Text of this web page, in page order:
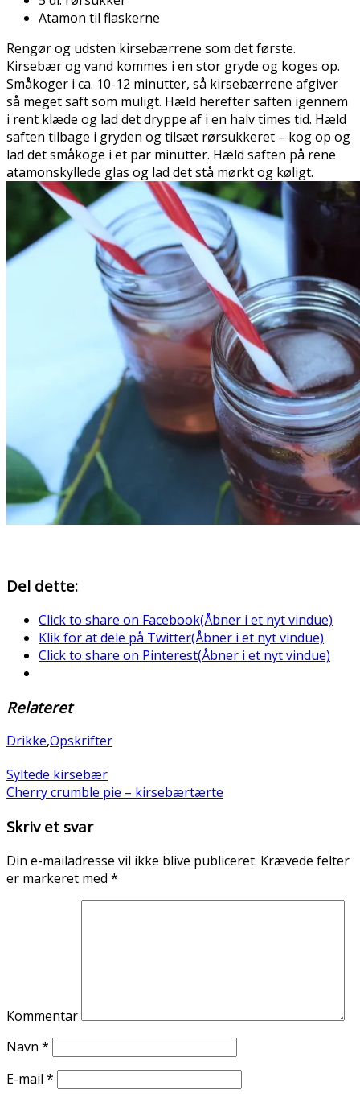
Atamon til flaskerne
Rengør og udsten kirsebærrene som det første.
Kirsebær og vand kommes i en stor gryde og koges op.
Småkoger i ca. 10-12 minutter, så kirsebærrene afgiver
så meget saft som muligt. Hæld herefter saften igennem
i rent klæde og lad det dryppe af i en halv times tid. Hæld
saften tilbage i gryden og tilsæt rørsukkeret – kog op og
lad det småkoge i et par minutter. Hæld saften på rene
atamonskyllede glas og lad det stå mørkt og køligt.
Del dette:
Click to share on Facebook(Åbner i et nyt vindue)
Klik for at dele på Twitter(Åbner i et nyt vindue)
Click to share on Pinterest(Åbner i et nyt vindue)
Relateret
Drikke,Opskrifter
Syltede kirsebær
Cherry crumble pie – kirsebærtærte
Skriv et svar
Din e-mailadresse vil ikke blive publiceret. Krævede felter
er markeret med *
Kommentar
Navn *
E-mail *